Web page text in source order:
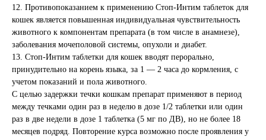
12. Противопоказанием к применению Стоп-Интим таблеток для
кошек является повышенная индивидуальная чувствительность
животного к компонентам препарата (в том числе в анамнезе),
заболевания мочеполовой системы, опухоли и диабет.
13. Стоп-Интим таблетки для кошек вводят перорально,
принудительно на корень языка, за 1 — 2 часа до кормления, с
учетом показаний и пола животного.
С целью задержки течки кошкам препарат применяют в период
между течками один раз в неделю в дозе 1/2 таблетки или один
раз в две недели в дозе 1 таблетка (5 мг по ДВ), но не более 18
месяцев подряд. Повторение курса возможно после проявления у
© 2015—2026 ООО «Сытая Морда»